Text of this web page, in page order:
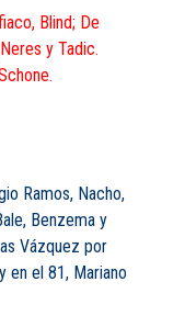
Blind; De
y Tadic.
Ramos, Nacho,
Benzema y
Vázquez por
en el 81, Mariano